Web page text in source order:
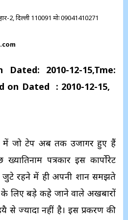
2,दिल्ली 110091 मोः09041410271
2010-12-15,Tme:
Dated : 2010-12-15,
में जो टेप अब तक उजागर हुए हैं
पत्रकार इस कार्पोरेट
जुटे रहने में ही अपनी शान समझते
के लिए बड़े कहे जाने वाले अखबारों
ज्यादा नहीं है। इस प्रकरण की